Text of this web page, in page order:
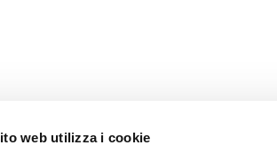
web utilizza i cookie